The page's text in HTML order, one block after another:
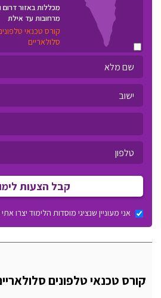
מכללות באזור דרום
מרחובות עד אילת
קורס טכנאי
סלולאריים
קבל הצעות
אני מעוניין שנציגי מוסדות הלימוד יצרו
קורס טכנאי טלפונים